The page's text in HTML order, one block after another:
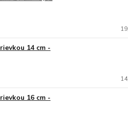
14 cm -
16 cm -